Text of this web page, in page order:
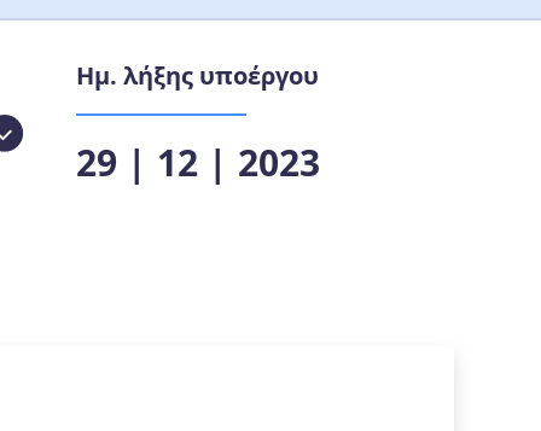
Ημ. λήξης υποέργου
29 | 12 | 2023